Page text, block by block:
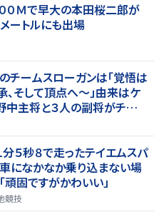
０Ｍで早大の本田桜二郎が
ートルにも出場
チームスローガンは「覚悟は
そして頂点へ～」由来はケ
主将と３人の副将がチーム
集第１弾、国学院大
分５秒８で走ったテイエムスパ
なかなか乗り込まない場
固ですがかわいい」
競技